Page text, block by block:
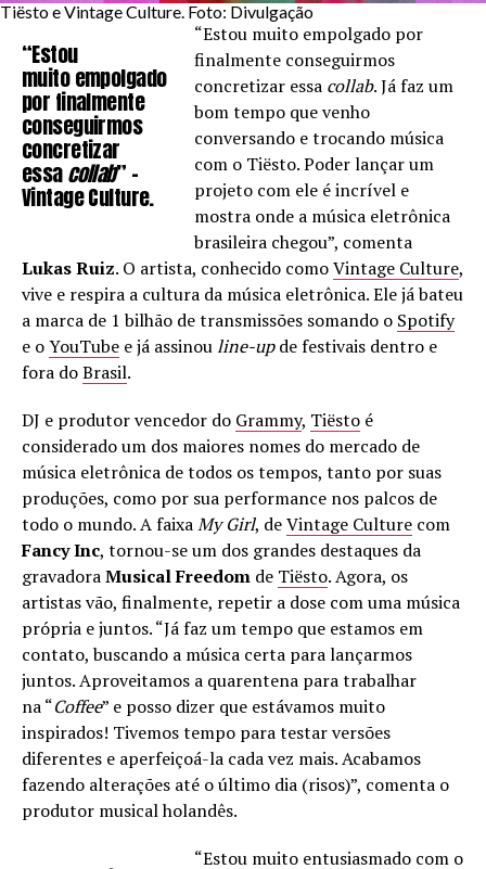
Tiësto e Vintage Culture. Foto: Divulgação
“Estou
muito empolgado
por finalmente
conseguirmos
concretizar
essacollab” –
Vintage Culture.
“Estou muito empolgado por
finalmente conseguirmos
concretizar essa collab. Já faz um
bom tempo que venho
conversando e trocando música
com o Tiësto. Poder lançar um
projeto com ele é incrível e
mostra onde a música eletrônica
brasileira chegou”, comenta
Lukas Ruiz. O artista, conhecido comoVintage Culture,
vive e respira a cultura da música eletrônica. Ele já bateu
a marca de 1 bilhão de transmissões somando o Spotify
e oYouTube e já assinouline-upde festivais dentro e
fora doBrasil.
DJ e produtor vencedor do Grammy, Tiësto é
considerado um dos maiores nomes do mercado de
música eletrônica de todos os tempos, tanto por suas
produções, como por sua performance nos palcos de
todo o mundo. A faixaMy Girl, deVintage Culture com
Fancy Inc, tornou-se um dos grandes destaques da
gravadoraMusical Freedom de Tiësto. Agora, os
artistas vão, finalmente, repetir a dose com uma música
própria e juntos. “Já faz um tempo que estamos em
contato, buscando a música certa para lançarmos
juntos. Aproveitamos a quarentena para trabalhar
na “Coffee” e posso dizer que estávamos muito
inspirados! Tivemos tempo para testar versões
diferentes e aperfeiçoá-la cada vez mais. Acabamos
fazendo alterações até o último dia (risos)”, comenta o
produtor musical holandês.
“Estou muito entusiasmado com o